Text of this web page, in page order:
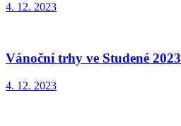
4. 12. 2023
Vánoční trhy ve Studené 2023
4. 12. 2023